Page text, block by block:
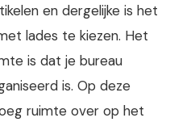
en dergelijke is het
lades te kiezen. Het
is dat je bureau
is. Op deze
ruimte over op het